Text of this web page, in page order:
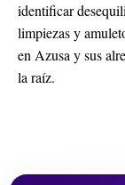
identificar
limpiezas y
en Azusa y sus
la raíz.